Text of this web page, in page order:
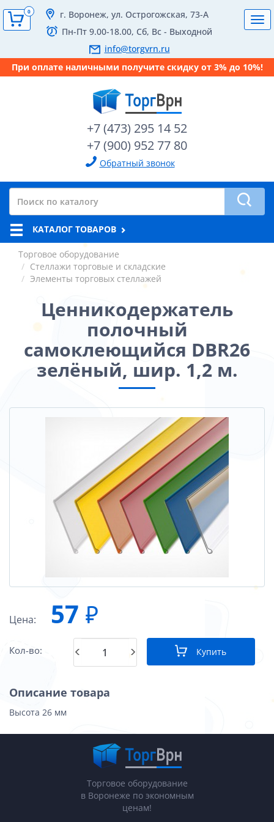
г. Воронеж, ул. Острогожская, 73-А
Пн-Пт 9.00-18.00, Сб, Вс - Выходной
info@torgvrn.ru
При оплате наличными получите скидку от 3% до 10%!
+7 (473) 295 14 52
+7 (900) 952 77 80
Обратный звонок
0
КАТАЛОГ ТОВАРОВ
Торговое оборудование
Стеллажи торговые и складские
Элементы торговых стеллажей
Ценникодержатель
полочный
самоклеющийся DBR26
зелёный, шир. 1,2 м.
Цена: 57 ₽
Кол-во: Купить
Описание товара
Высота 26 мм
Торговое оборудование
в Воронеже по экономным
ценам!